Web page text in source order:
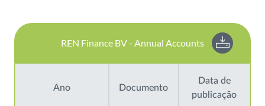
REN Finance BV - Annual Accounts
Ano Documento
Data de
publicação